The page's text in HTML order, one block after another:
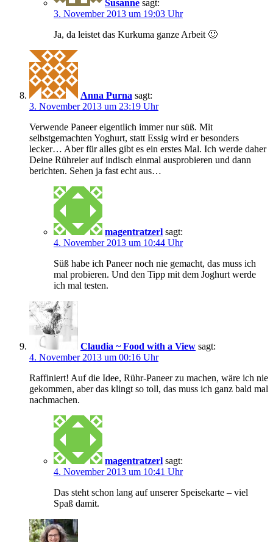
Susanne sagt:
3. November 2013 um 19:03 Uhr
Ja, da leistet das Kurkuma ganze Arbeit 🙂
Anna Purna sagt:
3. November 2013 um 23:19 Uhr
Verwende Paneer eigentlich immer nur süß. Mit
selbstgemachten Yoghurt, statt Essig wird er besonders
lecker… Aber für alles gibt es ein erstes Mal. Ich werde daher
Deine Rühreier auf indisch einmal ausprobieren und dann
berichten. Sehen ja fast echt aus…
magentratzerl sagt:
4. November 2013 um 10:44 Uhr
Süß habe ich Paneer noch nie gemacht, das muss ich
mal probieren. Und den Tipp mit dem Joghurt werde
ich mal testen.
Claudia ~ Food with a View sagt:
4. November 2013 um 00:16 Uhr
Raffiniert! Auf die Idee, Rühr-Paneer zu machen, wäre ich nie
gekommen, aber das klingt so toll, das muss ich ganz bald mal
nachmachen.
magentratzerl sagt:
4. November 2013 um 10:41 Uhr
Das steht schon lang auf unserer Speisekarte – viel
Spaß damit.